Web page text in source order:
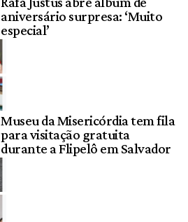
aniversário surpresa: ‘Muito
especial’
Museu da Misericórdia tem fila
para visitação gratuita
durante a Flipelô em Salvador